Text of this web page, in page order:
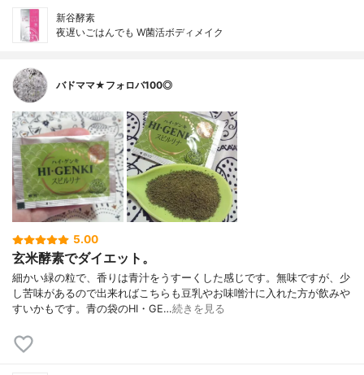
新谷酵素
夜遅いごはんでも W菌活ボディメイク
バドママ★フォロバ100◎
5.00
玄米酵素でダイエット。
細かい緑の粒で、香りは青汁をうすーくした感じです。無味ですが、少
し苦味があるので出来ればこちらも豆乳やお味噌汁に入れた方が飲みや
すいかもです。青の袋のHI・GE…続きを見る